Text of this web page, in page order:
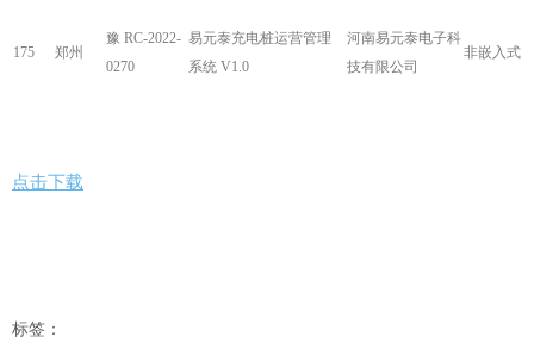
175 郑州
豫 RC-2022-
0270
易元泰充电桩运营管理
系统 V1.0
河南易元泰电子科
技有限公司
非嵌入式
点击下载
标签：